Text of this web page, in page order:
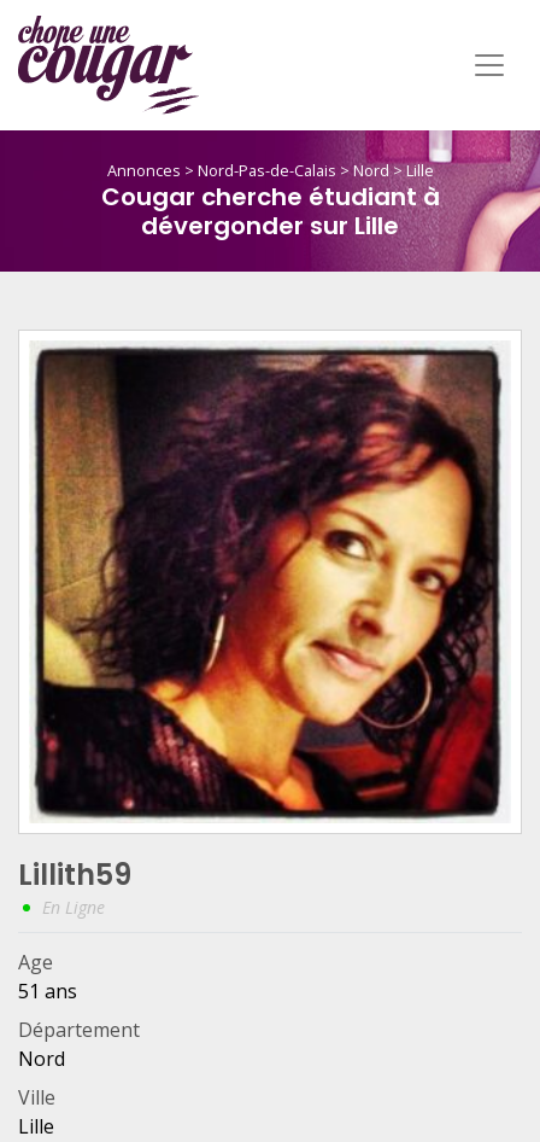
Annonces > Nord-Pas-de-Calais >Nord>Lille
Cougar cherche étudiant à
dévergonder sur Lille
Lillith59
En Ligne
Age
51 ans
Département
Nord
Ville
Lille